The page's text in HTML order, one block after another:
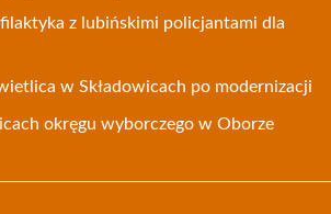
z lubińskimi policjantami dla
w Składowicach po modernizacji
okręgu wyborczego w Oborze